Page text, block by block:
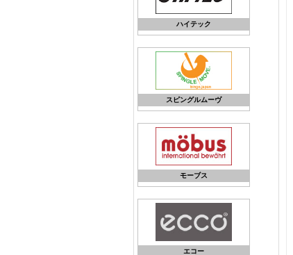
ハイテック
スピングルムーヴ
モーブス
エコー